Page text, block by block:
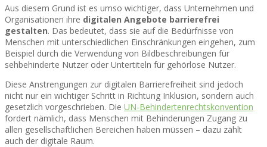
Aus diesem Grund ist es umso wichtiger, dass Unternehmen und
Organisationen ihre digitalen Angebote barrierefrei
gestalten. Das bedeutet, dass sie auf die Bedürfnisse von
Menschen mit unterschiedlichen Einschränkungen eingehen, zum
Beispiel durch die Verwendung von Bildbeschreibungen für
sehbehinderte Nutzer oder Untertiteln für gehörlose Nutzer.
Diese Anstrengungen zur digitalen Barrierefreiheit sind jedoch
nicht nur ein wichtiger Schritt in Richtung Inklusion, sondern auch
gesetzlich vorgeschrieben. Die UN-Behindertenrechtskonvention
fordert nämlich, dass Menschen mit Behinderungen Zugang zu
allen gesellschaftlichen Bereichen haben müssen – dazu zählt
auch der digitale Raum.